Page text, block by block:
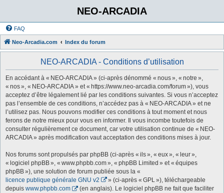
NEO-ARCADIA
FAQ
Neo-Arcadia.com Index du forum
NEO-ARCADIA - Conditions d’utilisation
En accédant à « NEO-ARCADIA » (ci-après dénommé « nous », « notre »,
« nos », « NEO-ARCADIA » et « https://www.neo-arcadia.com/forum »), vous
acceptez d’être légalement lié par les conditions suivantes. Si vous n’acceptez
pas l’ensemble de ces conditions, n’accédez pas à « NEO-ARCADIA » et ne
l’utilisez pas. Nous pouvons modifier ces conditions à tout moment et nous
ferons de notre mieux pour vous en informer. Il vous incombe toutefois de
consulter régulièrement ce document, car votre utilisation continue de « NEO-
ARCADIA » après modification vaut acceptation des conditions mises à jour.
Nos forums sont propulsés par phpBB (ci-après « ils », « eux », « leur »,
« logiciel phpBB », « www.phpbb.com », « phpBB Limited » et « équipes
phpBB »), une solution de forum publiée sous la «
licence publique générale GNU v2
» (ci-après « GPL »), téléchargeable
depuis www.phpbb.com
(en anglais). Le logiciel phpBB ne fait que faciliter